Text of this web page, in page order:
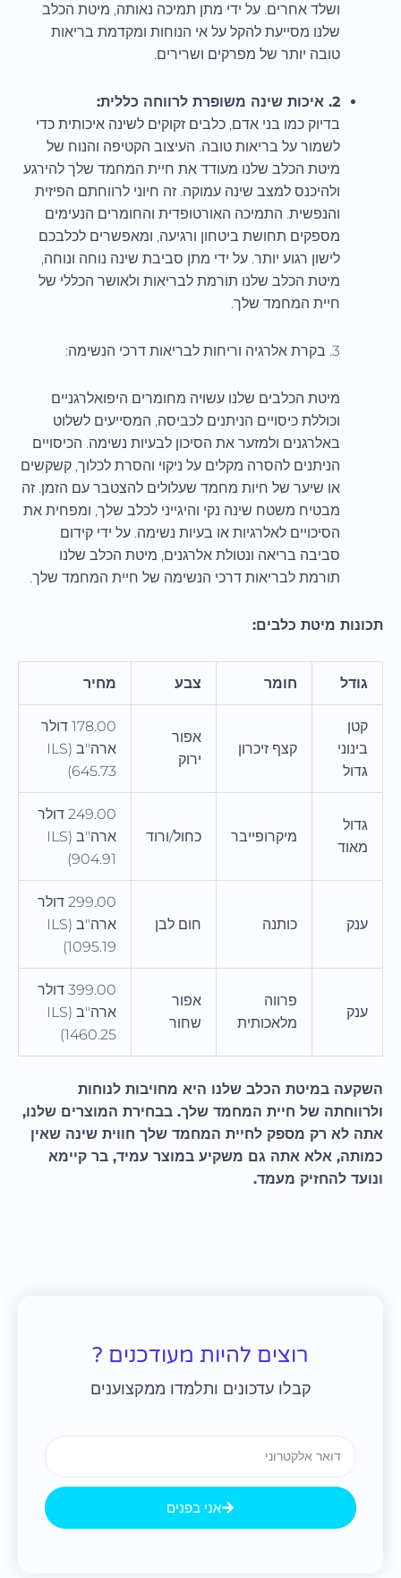
ושלד אחרים. על ידי מתן תמיכה נאותה, מיטת הכלב
שלנו מסייעת להקל על אי הנוחות ומקדמת בריאות
טובה יותר של מפרקים ושרירים.
2. איכות שינה משופרת לרווחה כללית:
בדיוק כמו בני אדם, כלבים זקוקים לשינה איכותית כדי
לשמור על בריאות טובה. העיצוב הקטיפה והנוח של
מיטת הכלב שלנו מעודד את חיית המחמד שלך להירגע
ולהיכנס למצב שינה עמוקה. זה חיוני לרווחתם הפיזית
והנפשית. התמיכה האורטופדית והחומרים הנעימים
מספקים תחושת ביטחון ורגיעה, ומאפשרים לכלבכם
לישון רגוע יותר. על ידי מתן סביבת שינה נוחה ונוחה,
מיטת הכלב שלנו תורמת לבריאות ולאושר הכללי של
חיית המחמד שלך.
3. בקרת אלרגיה וריחות לבריאות דרכי הנשימה:
מיטת הכלבים שלנו עשויה מחומרים היפואלרגניים
וכוללת כיסויים הניתנים לכביסה, המסייעים לשלוט
באלרגנים ולמזער את הסיכון לבעיות נשימה. הכיסויים
הניתנים להסרה מקלים על ניקוי והסרת לכלוך, קשקשים
או שיער של חיות מחמד שעלולים להצטבר עם הזמן. זה
מבטיח משטח שינה נקי והיגייני לכלב שלך, ומפחית את
הסיכויים לאלרגיות או בעיות נשימה. על ידי קידום
סביבה בריאה ונטולת אלרגנים, מיטת הכלב שלנו
תורמת לבריאות דרכי הנשימה של חיית המחמד שלך.
תכונות מיטת כלבים:
גודל חומר צבע מחיר
קטן
בינוני
גדול
קצף זיכרון
אפור
ירוק
178.00 דולר
ארה"ב (ILS
645.73)
גדול
מאוד
מיקרופייבר כחול/ורוד
249.00 דולר
ארה"ב (ILS
904.91)
ענק כותנה חום לבן
299.00 דולר
ארה"ב (ILS
1095.19)
ענק
פרווה
מלאכותית
אפור
שחור
399.00 דולר
ארה"ב (ILS
1460.25)
השקעה במיטת הכלב שלנו היא מחויבות לנוחות
ולרווחתה של חיית המחמד שלך. בבחירת המוצרים שלנו,
אתה לא רק מספק לחיית המחמד שלך חווית שינה שאין
כמותה, אלא אתה גם משקיע במוצר עמיד, בר קיימא
ונועד להחזיק מעמד.
רוצים להיות מעודכנים ?
קבלו עדכונים ותלמדו ממקצוענים
אני בפנים